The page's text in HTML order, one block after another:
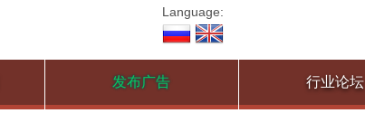
Language:
发布广告 行业论坛